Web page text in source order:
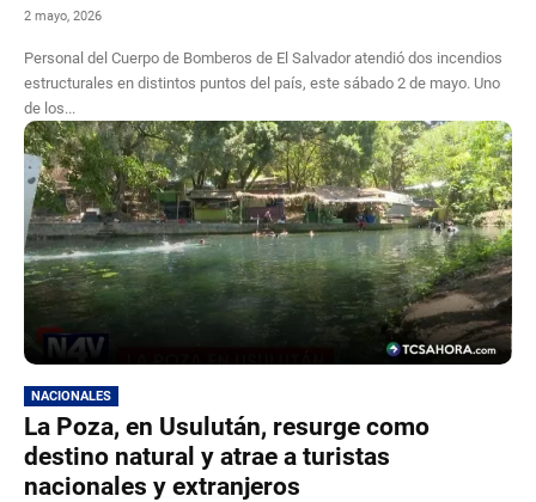
2 mayo, 2026
Personal del Cuerpo de Bomberos de El Salvador atendió dos incendios
estructurales en distintos puntos del país, este sábado 2 de mayo. Uno
de los...
NACIONALES
La Poza, en Usulután, resurge como
destino natural y atrae a turistas
nacionales y extranjeros